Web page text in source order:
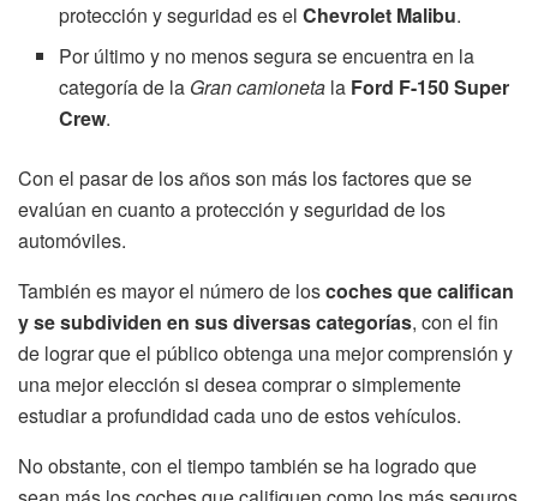
protección y seguridad es elChevrolet Malibu.
Por último y no menos segura se encuentra en la
categoría de la Gran camioneta la Ford F-150 Super
Crew.
Con el pasar de los años son más los factores que se
evalúan en cuanto a protección y seguridad de los
automóviles.
También es mayor el número de loscoches que califican
y se subdividen en sus diversas categorías, con el fin
de lograr que el público obtenga una mejor comprensión y
una mejor elección si desea comprar o simplemente
estudiar a profundidad cada uno de estos vehículos.
No obstante, con el tiempo también se ha logrado que